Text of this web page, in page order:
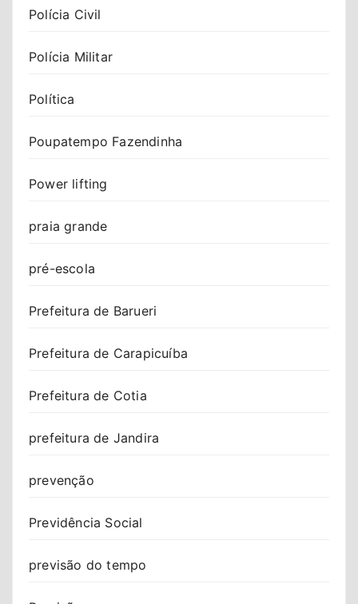
Polícia Civil
Polícia Militar
Política
Poupatempo Fazendinha
Power lifting
praia grande
pré-escola
Prefeitura de Barueri
Prefeitura de Carapicuíba
Prefeitura de Cotia
prefeitura de Jandira
prevenção
Previdência Social
previsão do tempo